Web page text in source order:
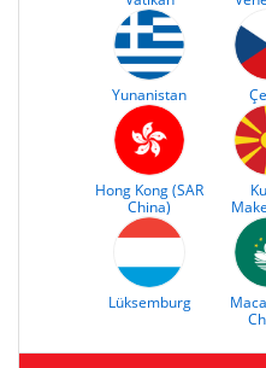
Yunanistan
Hong Kong (SAR
China)
Lüksemburg